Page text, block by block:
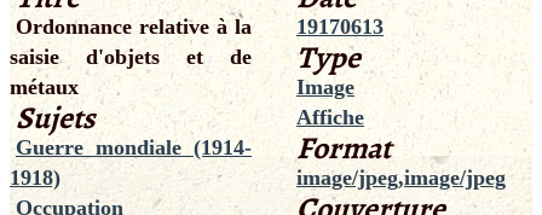
Ordonnance relative à la
saisie d'objets et de
métaux
Sujets
Guerre mondiale (1914-
1918)
Occupation
19170613
Type
Image
Affiche
Format
image/jpeg,image/jpeg